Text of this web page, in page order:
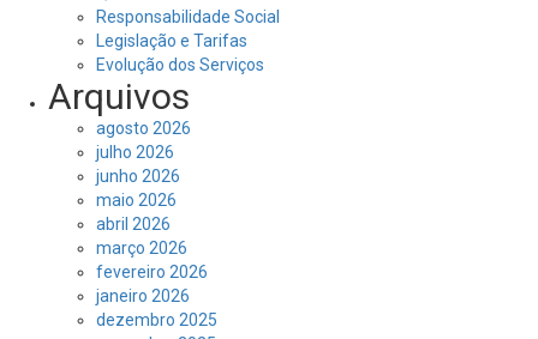
Responsabilidade Social
Legislação e Tarifas
Evolução dos Serviços
Arquivos
agosto 2026
julho 2026
junho 2026
maio 2026
abril 2026
março 2026
fevereiro 2026
janeiro 2026
dezembro 2025